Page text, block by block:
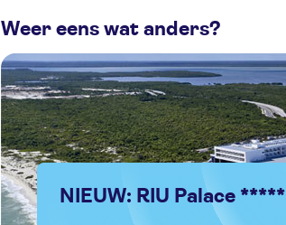
Weer eens wat anders?
NIEUW: RIU Palace *****